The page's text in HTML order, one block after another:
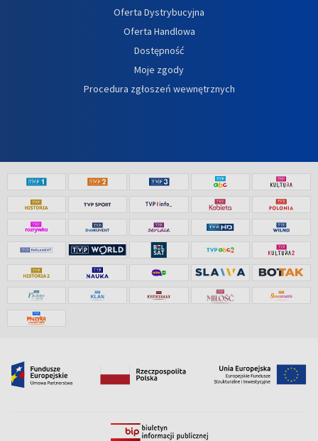
Oferta Dystrybucyjna
Oferta Handlowa
Dostępność
Moje zgody
Procedura zgłoszeń wewnętrznych